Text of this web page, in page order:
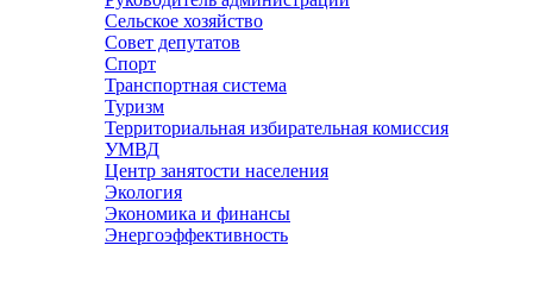
Сельское хозяйство
Совет депутатов
Спорт
Транспортная система
Туризм
Территориальная избирательная комиссия
УМВД
Центр занятости населения
Экология
Экономика и финансы
Энергоэффективность